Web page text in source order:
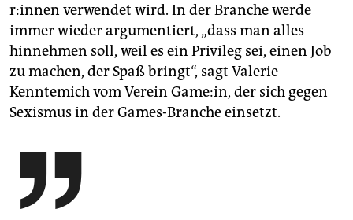
r:in­nen verwendet wird. In der Branche werde
immer wieder argumentiert, „dass man alles
hinnehmen soll, weil es ein Privileg sei, einen Job
zu machen, der Spaß bringt“, sagt Valerie
Kenntemich vom Verein Game:in, der sich gegen
Sexismus in der Games-Branche einsetzt.
